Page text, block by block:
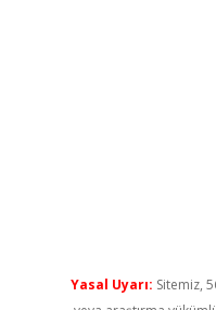
Yasal Uyarı: Sitemiz,